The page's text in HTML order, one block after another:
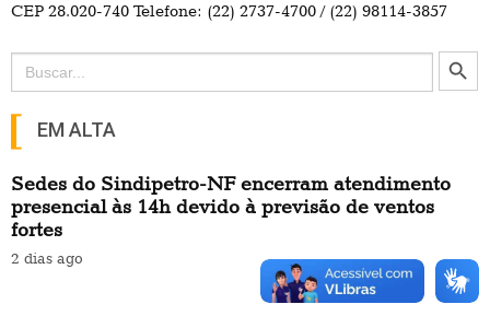
CEP 28.020-740 Telefone: (22) 2737-4700 / (22) 98114-3857
Search
for:
Search Button
EM ALTA
Sedes do Sindipetro-NF encerram atendimento
presencial às 14h devido à previsão de ventos
fortes
2 dias ago